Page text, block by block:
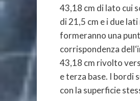
43,18 cm di lato cui
di 21,5 cm e i due
formeranno una
corrispondenza
43,18 cm rivolto
e terza base. I bordi
con la superficie